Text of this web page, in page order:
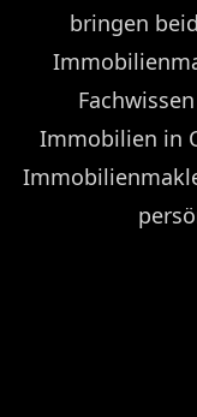
bringen
Immobilien in